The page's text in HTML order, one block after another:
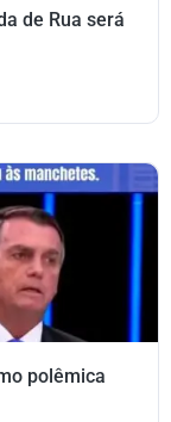
de Rua será
polêmica